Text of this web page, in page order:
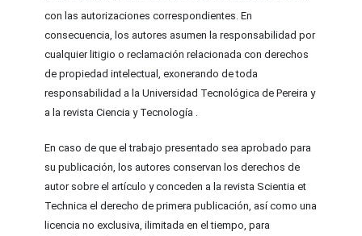
con las autorizaciones correspondientes. En
consecuencia, los autores asumen la responsabilidad por
cualquier litigio o reclamación relacionada con derechos
de propiedad intelectual, exonerando de toda
responsabilidad a la Universidad Tecnológica de Pereira y
a la revista Ciencia y Tecnología .
En caso de que el trabajo presentado sea aprobado para
su publicación, los autores conservan los derechos de
autor sobre el artículo y conceden a la revista Scientia et
Technica el derecho de primera publicación, así como una
licencia no exclusiva, ilimitada en el tiempo, para